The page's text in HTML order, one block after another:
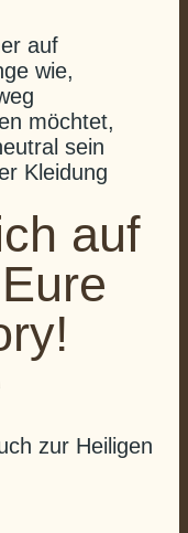
auf
wie,
möchtet,
sein
Kleidung
auf
zur Heiligen